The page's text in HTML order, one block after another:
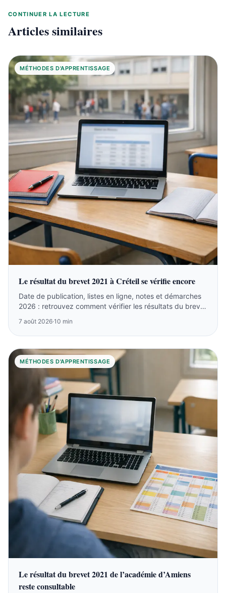
CONTINUER LA LECTURE
Articles similaires
MÉTHODES D'APPRENTISSAGE
Le résultat du brevet 2021 à Créteil se vérifie encore
Date de publication, listes en ligne, notes et démarches
2026 : retrouvez comment vérifier les résultats du brevet
7 août 2026·10 min
MÉTHODES D'APPRENTISSAGE
Le résultat du brevet 2021 de l’académie d’Amiens
reste consultable